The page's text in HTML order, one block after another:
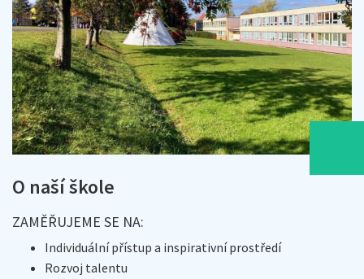
O naší škole
ZAMĚŘUJEME SE NA:
Individuální přístup a inspirativní prostředí
Rozvoj talentu